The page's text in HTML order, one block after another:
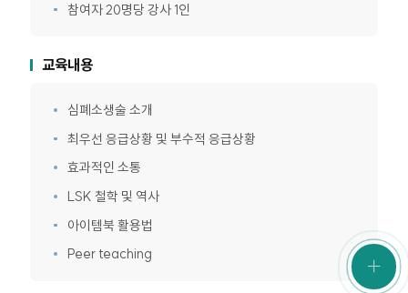
참여자 20명당 강사 1인
교육내용
심폐소생술 소개
최우선 응급상황 및 부수적 응급상황
효과적인 소통
LSK 철학 및 역사
아이템북 활용법
Peer teaching